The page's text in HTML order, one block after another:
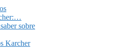
sobre
Karcher